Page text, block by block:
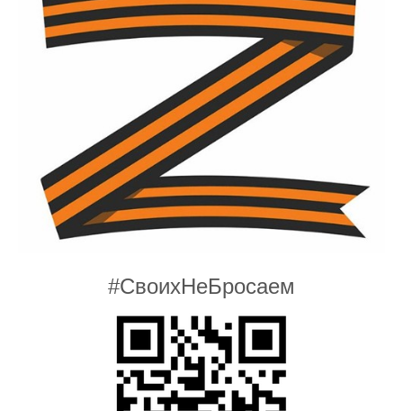
#СвоихНеБросаем